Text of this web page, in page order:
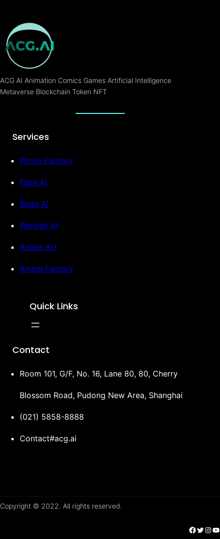
ACG AI Animation Comics Games Artificial Intelligence
Metaverse Blockchain Token NFT
Services
Photo Factory
Face AI
Body AI
Portrait AI
Anime Art
Anime Factory
Quick Links
Contact
Room 101, G/F, No. 16, Lane 80, 80, Cherry
Blossom Road, Pudong New Area, Shanghai
(021) 5858-8888
Contact#acg.ai
Copyright © 2022. All rights reserved.
Facebook Twitter Instagram YouTube